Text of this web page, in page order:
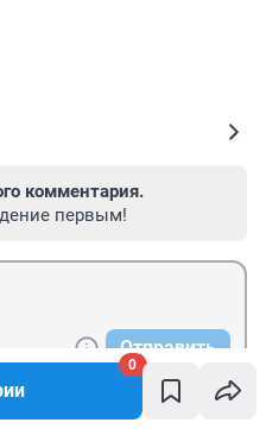
0
комментария.
первым!
Отправить